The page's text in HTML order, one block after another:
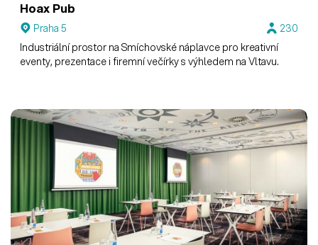
Hoax Pub
Praha 5
230
Industriální prostor na Smíchovské náplavce pro kreativní
eventy, prezentace i firemní večírky s výhledem na Vltavu.